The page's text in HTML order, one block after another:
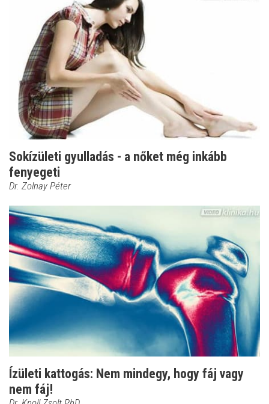
Sokízületi gyulladás - a nőket még inkább
fenyegeti
Dr. Zolnay Péter
Ízületi kattogás: Nem mindegy, hogy fáj vagy
nem fáj!